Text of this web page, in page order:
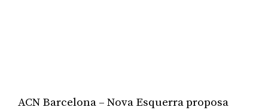
ACN Barcelona – Nova Esquerra proposa